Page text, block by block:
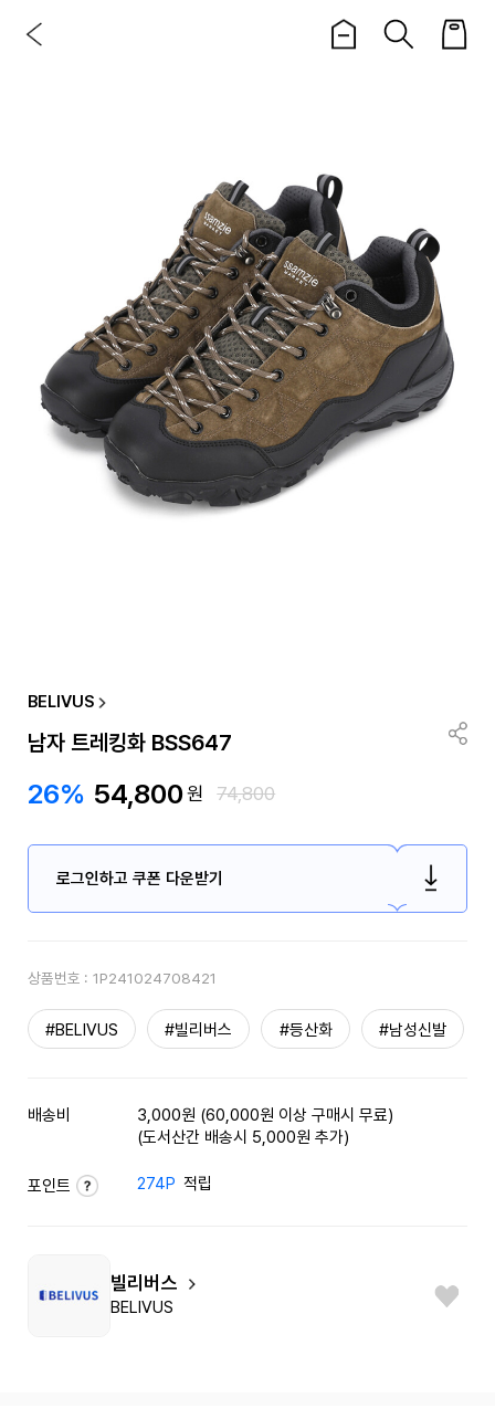
BELIVUS
남자 트레킹화 BSS647
26% 54,800원 74,800
로그인하고 쿠폰 다운받기
상품번호 : 1P241024708421
#BELIVUS #빌리버스 #등산화 #남성신발
배송비
3,000원 (60,000원 이상 구매시 무료)
(도서산간 배송시 5,000원 추가)
포인트 274P 적립
빌리버스
BELIVUS